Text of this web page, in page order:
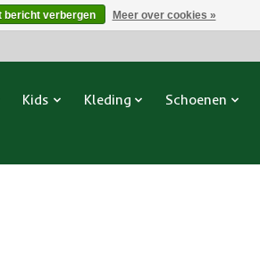
Kids Kleding
Schoenen
bericht verbergen Meer over cookies »